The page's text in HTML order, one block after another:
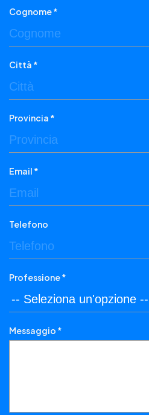
Cognome *
Città *
Provincia *
Email *
Telefono
Professione *
Messaggio *